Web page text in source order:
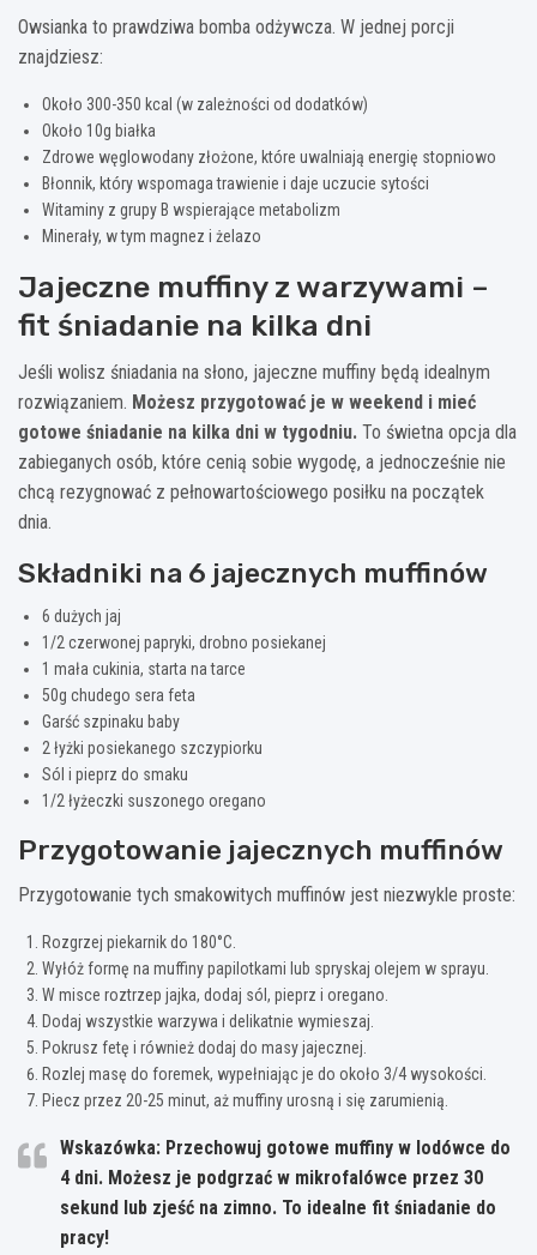
Owsianka to prawdziwa bomba odżywcza. W jednej porcji
znajdziesz:
Około 300-350 kcal (w zależności od dodatków)
Około 10g białka
Zdrowe węglowodany złożone, które uwalniają energię stopniowo
Błonnik, który wspomaga trawienie i daje uczucie sytości
Witaminy z grupy B wspierające metabolizm
Minerały, w tym magnez i żelazo
Jajeczne muffiny z warzywami –
fit śniadanie na kilka dni
Jeśli wolisz śniadania na słono, jajeczne muffiny będą idealnym
rozwiązaniem. Możesz przygotować je w weekend i mieć
gotowe śniadanie na kilka dni w tygodniu. To świetna opcja dla
zabieganych osób, które cenią sobie wygodę, a jednocześnie nie
chcą rezygnować z pełnowartościowego posiłku na początek
dnia.
Składniki na 6 jajecznych muffinów
6 dużych jaj
1/2 czerwonej papryki, drobno posiekanej
1 mała cukinia, starta na tarce
50g chudego sera feta
Garść szpinaku baby
2 łyżki posiekanego szczypiorku
Sól i pieprz do smaku
1/2 łyżeczki suszonego oregano
Przygotowanie jajecznych muffinów
Przygotowanie tych smakowitych muffinów jest niezwykle proste:
Rozgrzej piekarnik do 180°C.
Wyłóż formę na muffiny papilotkami lub spryskaj olejem w sprayu.
W misce roztrzep jajka, dodaj sól, pieprz i oregano.
Dodaj wszystkie warzywa i delikatnie wymieszaj.
Pokrusz fetę i również dodaj do masy jajecznej.
Rozlej masę do foremek, wypełniając je do około 3/4 wysokości.
Piecz przez 20-25 minut, aż muffiny urosną i się zarumienią.
Wskazówka: Przechowuj gotowe muffiny w lodówce do
4 dni. Możesz je podgrzać w mikrofalówce przez 30
sekund lub zjeść na zimno. To idealne fit śniadanie do
pracy!